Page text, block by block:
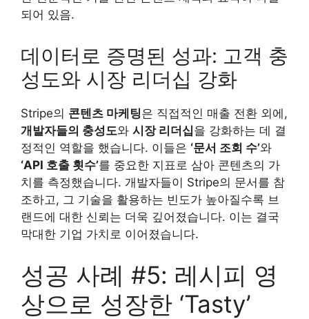
데이터로 증명된 성과: 고객 충
성도와 시장 리더십 강화
Stripe의 콘텐츠 마케팅은 직접적인 매출 전환 외에,
개발자들의 충성도와 시장 리더십을 강화하는 데 결
정적인 역할을 했습니다. 이들은 ‘문서 조회 수’와
‘API 호출 횟수’를 중요한 지표로 삼아 콘텐츠의 가
치를 측정했습니다. 개발자들이 Stripe의 문서를 참
조하고, 그 기술을 활용하는 빈도가 높아질수록 브
랜드에 대한 신뢰는 더욱 깊어졌습니다. 이는 결국
막대한 기업 가치로 이어졌습니다.
성공 사례 #5: 레시피 영
상으로 성장한 ‘Tasty’